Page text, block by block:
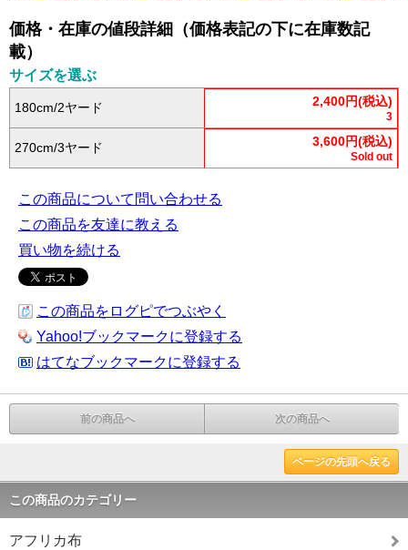
価格・在庫の値段詳細（価格表記の下に在庫数記
載）
サイズを選ぶ
180cm/2ヤード 2,400円(税込)
3
270cm/3ヤード 3,600円(税込)
Sold out
この商品について問い合わせる
この商品を友達に教える
買い物を続ける
この商品をログピでつぶやく
Yahoo!ブックマークに登録する
はてなブックマークに登録する
前の商品へ 次の商品へ
ページの先頭へ戻る
この商品のカテゴリー
アフリカ布